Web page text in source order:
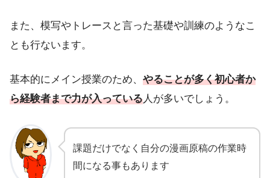
また、模写やトレースと言った基礎や訓練のようなこ
とも行ないます。
基本的にメイン授業のため、 やることが多く初心者か
ら経験者まで力が入っている人が多いでしょう。
課題だけでなく自分の漫画原稿の作業時
間になる事もあります